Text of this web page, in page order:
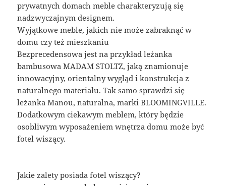
prywatnych domach meble charakteryzują się
nadzwyczajnym designem.
Wyjątkowe meble, jakich nie może zabraknąć w
domu czy też mieszkaniu
Bezprecedensowa jest na przykład leżanka
bambusowa MADAM STOLTZ, jaką znamionuje
innowacyjny, orientalny wygląd i konstrukcja z
naturalnego materiału. Tak samo sprawdzi się
leżanka Manou, naturalna, marki BLOOMINGVILLE.
Dodatkowym ciekawym meblem, który będzie
osobliwym wyposażeniem wnętrza domu może być
fotel wiszący.
Jakie zalety posiada fotel wiszący?